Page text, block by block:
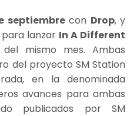
septiembrecon Drop, y
lanzar In A Different
del mismo mes. Ambas
del proyecto SM Station
en la denominada
avances para ambas
publicados por SM